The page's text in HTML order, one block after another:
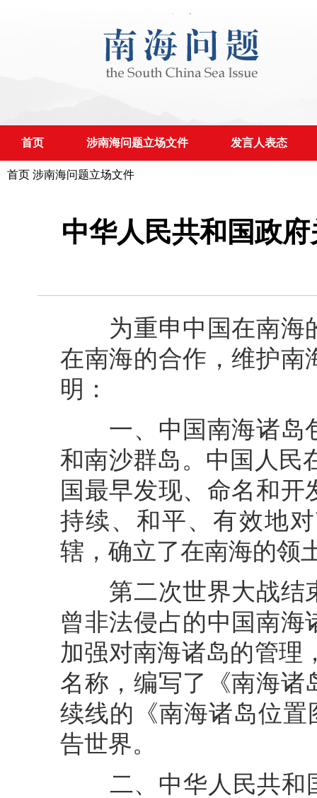
首页 涉南海问题立场文件 发言人表态
首页 涉南海问题立场文件
中华人民共和国政
为重申中国在南海
在南海的合作，维护南
明：
一、中国南海诸岛
和南沙群岛。中国人民
国最早发现、命名和
持续、和平、有效地
辖，确立了在南海的领
第二次世界大战结
曾非法侵占的中国南
加强对南海诸岛的管理
名称，编写了《南海诸
续线的《南海诸岛位
告世界。
二、中华人民共和